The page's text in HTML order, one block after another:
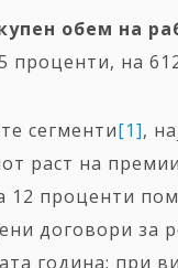
обем на
проценти, на
сегменти[1],
раст на
12 проценти
договори за
година; при